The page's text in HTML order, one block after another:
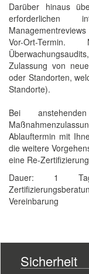
Darüber hinaus
erforderlichen
Vor-Ort-
Zulassung von
oder Standorten,
Standorte).
Bei
Ablauftermin mit
die weitere
eine Re-
Dauer: 1 Tag
Vereinbarung
Sicherheit